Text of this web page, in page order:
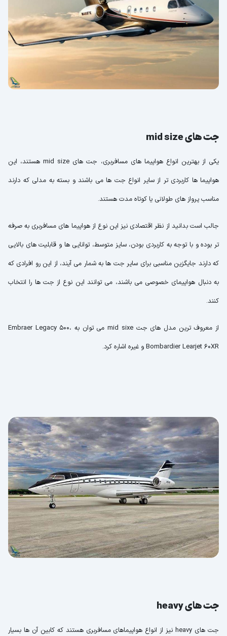
جت های mid size
یکی از بهترین انواع هواپیما های مسافربری، جت های mid size هستند، این
هواپیما ها کاربردی تر از سایر انواع جت ها می باشند و بسته به مدلی که دارند
مناسب پرواز های طولانی یا کوتاه مدت هستند.
جالب است بدانید از نظر اقتصادی نیز این نوع از هواپیما های مسافربری به صرفه
تر بوده و با توجه به کاربردی بودن، سایز متوسط، توانایی ها و قابلیت های بالایی
که دارند جایگزین مناسبی برای سایر جت ها به شمار می آیند، از این رو افرادی که
به دنبال هواپیمای خصوصی می باشند، می توانند این نوع از جت ها را انتخاب
کنند.
از معروف ترین مدل های جت mid sixe می توان به Embraer Legacy 500،
Bombardier Learjet 60XR و غیره اشاره کرد.
جت های heavy
جت های heavy نیز از انواع هواپیماهای مسافربری هستند که کابین آن ها بسیار